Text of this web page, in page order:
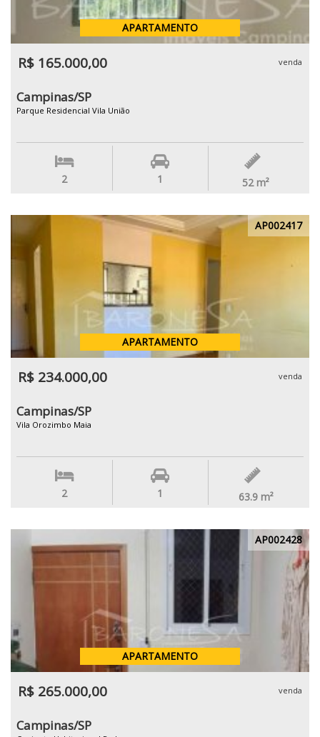
APARTAMENTO
R$ 165.000,00 venda
Campinas/SP
Parque Residencial Vila União
2 1 52 m²
AP002417
APARTAMENTO
R$ 234.000,00 venda
Campinas/SP
Vila Orozimbo Maia
2 1 63.9 m²
AP002428
APARTAMENTO
R$ 265.000,00 venda
Campinas/SP